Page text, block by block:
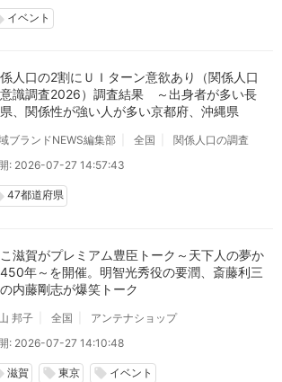
イベント
人口の2割にＵＩターン意欲あり（関係人口
識調査2026）調査結果 ～出身者が多い長
、関係性が強い人が多い京都府、沖縄県
ブランドNEWS編集部 全国
関係人口の調査
: 2026-07-27 14:57:43
47都道府県
滋賀がプレミアム豊臣トーク～天下人の夢か
年～を開催。明智光秀役の要潤、斎藤利三
内藤剛志が爆笑トーク
邦子 全国
アンテナショップ
: 2026-07-27 14:10:48
滋賀 local_offer 東京 local_offer イベント